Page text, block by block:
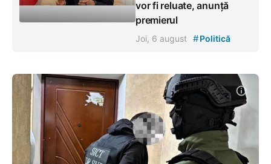
vor fi reluate, anunță
premierul
Joi, 6 august #Politică